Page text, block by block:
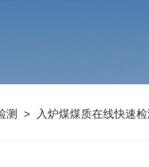
测 > 入炉煤煤质在线快速